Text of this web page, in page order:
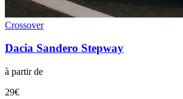
Crossover
Dacia Sandero Stepway
à partir de
29€